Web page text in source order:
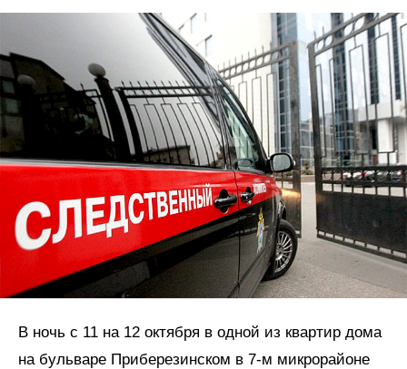
В ночь с 11 на 12 октября в одной из квартир дома
на бульваре Приберезинском в 7-м микрорайоне